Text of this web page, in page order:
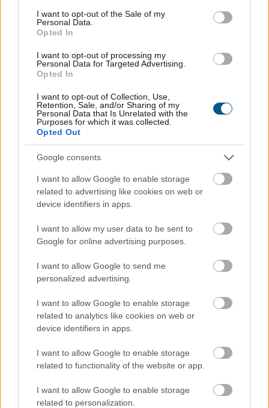
consent section.
I want to opt-out of the Sale of my
Personal Data.
Opted In
I want to opt-out of processing my
Personal Data for Targeted Advertising.
Opted In
I want to opt-out of Collection, Use,
Retention, Sale, and/or Sharing of my
Personal Data that Is Unrelated with the
Purposes for which it was collected.
Opted Out
Google consents
I want to allow Google to enable storage
related to advertising like cookies on web or
device identifiers in apps.
I want to allow my user data to be sent to
Google for online advertising purposes.
I want to allow Google to send me
personalized advertising.
I want to allow Google to enable storage
related to analytics like cookies on web or
device identifiers in apps.
I want to allow Google to enable storage
related to functionality of the website or app.
I want to allow Google to enable storage
related to personalization.
2008. 10. 03. 17:28
TOVÁBB
< 13193 13194 13195
Utolsó
Legnépszerűbb híreink
Törvényi döntés! Ennyi lesz a nyugdíjkorhatár 2027-ben